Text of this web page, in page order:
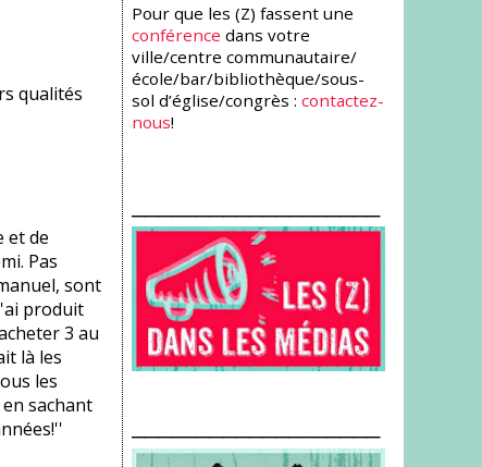
qualités
et de
Pas
sont
produit
3 au
là les
les
sachant
Pour que les (Z) fassent une
conférence dans votre
ville/centre communautaire/
école/bar/bibliothèque/sous-
sol d’église/congrès :contactez-
nous!